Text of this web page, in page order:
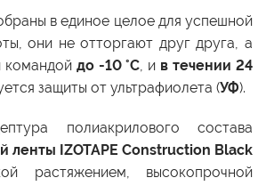
в единое целое для успешной
они не отторгают друг друга, а
командой до -10 °C, и в течении 24
защиты от ультрафиолета (УФ).
полиакрилового состава
ленты IZOTAPE Construction Black
растяжением, высокопрочной